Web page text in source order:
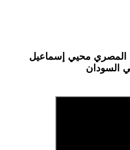
المصري محيي إسماعيل
السودان